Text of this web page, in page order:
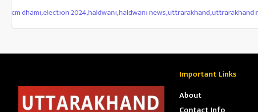
cm dhami,election 2024,haldwani,haldwani news,uttrarakhand,uttrarakhand
Important Links
About